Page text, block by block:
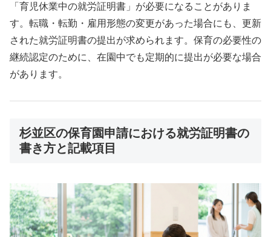
「育児休業中の就労証明書」が必要になることがありま
す。転職・転勤・雇用形態の変更があった場合にも、更新
された就労証明書の提出が求められます。保育の必要性の
継続認定のために、在園中でも定期的に提出が必要な場合
があります。
杉並区の保育園申請における就労証明書の
書き方と記載項目